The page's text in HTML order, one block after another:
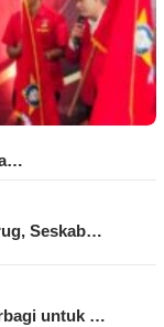
Seskab…
untuk …